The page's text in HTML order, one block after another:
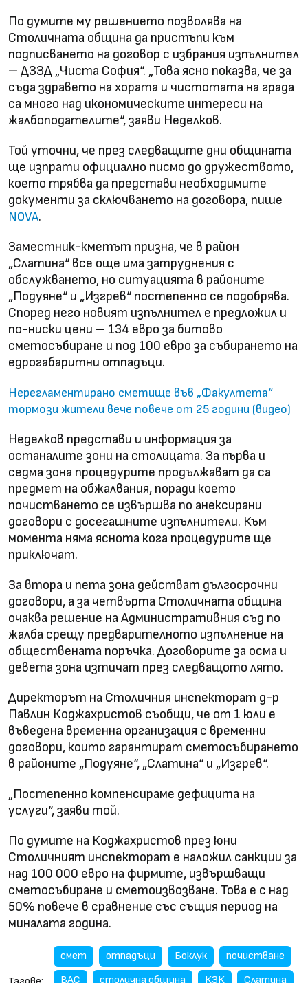
По думите му решението позволява на
Столичната община да пристъпи към
подписването на договор с избрания изпълнител
– ДЗЗД „Чиста София“. „Това ясно показва, че за
съда здравето на хората и чистотата на града
са много над икономическите интереси на
жалбоподателите“, заяви Неделков.
Той уточни, че през следващите дни общината
ще изпрати официално писмо до дружеството,
което трябва да представи необходимите
документи за сключването на договора, пише
NOVA.
Заместник-кметът призна, че в район
„Слатина“ все още има затруднения с
обслужването, но ситуацията в районите
„Подуяне“ и „Изгрев“ постепенно се подобрява.
Според него новият изпълнител е предложил и
по-ниски цени – 134 евро за битово
сметосъбиране и под 100 евро за събирането на
едрогабаритни отпадъци.
Нерегламентирано сметище във „Факултета“
тормози жители вече повече от 25 години (видео)
Неделков представи и информация за
останалите зони на столицата. За първа и
седма зона процедурите продължават да са
предмет на обжалвания, поради което
почистването се извършва по анексирани
договори с досегашните изпълнители. Към
момента няма яснота кога процедурите ще
приключат.
За втора и пета зона действат дългосрочни
договори, а за четвърта Столичната община
очаква решение на Административния съд по
жалба срещу предварителното изпълнение на
обществената поръчка. Договорите за осма и
девета зона изтичат през следващото лято.
Директорът на Столичния инспекторат д-р
Павлин Коджахристов съобщи, че от 1 юли е
въведена временна организация с временни
договори, които гарантират сметосъбирането
в районите „Подуяне“, „Слатина“ и „Изгрев“.
„Постепенно компенсираме дефицита на
услуги“, заяви той.
По думите на Коджахристов през юни
Столичният инспекторат е наложил санкции за
над 100 000 евро на фирмите, извършващи
сметосъбиране и сметоизвозване. Това е с над
50% повече в сравнение със същия период на
миналата година.
смет отпадъци Боклук
почистване
ВАС
столична община КЗК Слатина